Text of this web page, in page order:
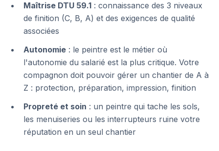
Maîtrise DTU 59.1 : connaissance des 3 niveaux
de finition (C, B, A) et des exigences de qualité
associées
Autonomie : le peintre est le métier où
l'autonomie du salarié est la plus critique. Votre
compagnon doit pouvoir gérer un chantier de A à
Z : protection, préparation, impression, finition
Propreté et soin : un peintre qui tache les sols,
les menuiseries ou les interrupteurs ruine votre
réputation en un seul chantier